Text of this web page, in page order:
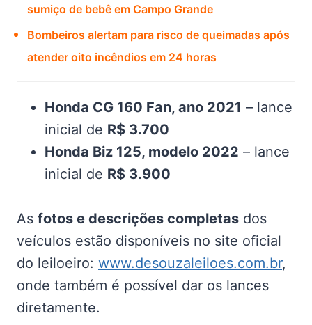
sumiço de bebê em Campo Grande
Bombeiros alertam para risco de queimadas após
atender oito incêndios em 24 horas
Honda CG 160 Fan, ano 2021 – lance
inicial de R$ 3.700
Honda Biz 125, modelo 2022 – lance
inicial de R$ 3.900
As fotos e descrições completas dos
veículos estão disponíveis no site oficial
do leiloeiro: www.desouzaleiloes.com.br,
onde também é possível dar os lances
diretamente.